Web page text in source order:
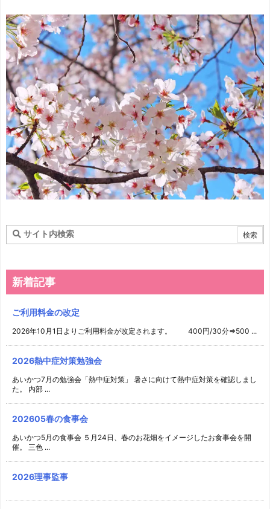
新着記事
ご利用料金の改定
2026年10月1日よりご利用料金が改定されます。 400円/30分⇒500 ...
2026熱中症対策勉強会
あいかつ7月の勉強会「熱中症対策」 暑さに向けて熱中症対策を確認しまし
た。 内部 ...
202605春の食事会
あいかつ5月の食事会 ５月24日、春のお花畑をイメージしたお食事会を開
催。 三色 ...
2026理事監事